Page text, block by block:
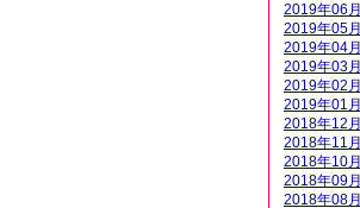
2019年06月
2019年05月
2019年04月
2019年03月
2019年02月
2019年01月
2018年12月
2018年11月
2018年10月
2018年09月
2018年08月